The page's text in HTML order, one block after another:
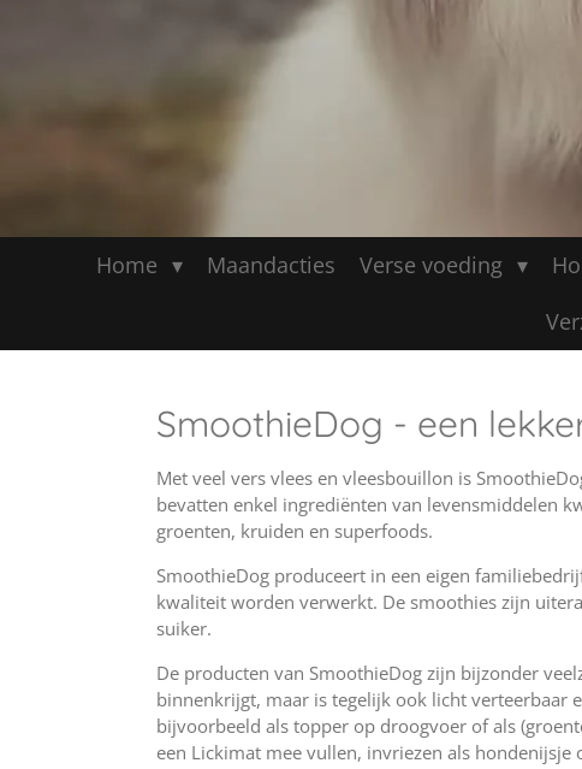
Home Maandacties Verse voeding
SmoothieDog - een
Met veel vers vlees en vleesbouillon is
bevatten enkel ingrediënten van levensmiddelen
groenten, kruiden en superfoods.
SmoothieDog produceert in een eigen
kwaliteit worden verwerkt. De smoothies zijn
suiker.
De producten van SmoothieDog zijn bijzonder
binnenkrijgt, maar is tegelijk ook licht verteerbaar
bijvoorbeeld als topper op droogvoer of als
een Lickimat mee vullen, invriezen als hondenijsje